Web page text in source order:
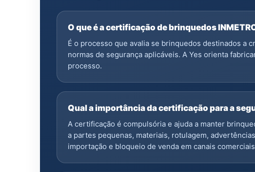
O que é a certificação de brinquedos
É o processo que avalia se brinquedos destinados a
normas de segurança aplicáveis. A Yes orienta
processo.
Qual a importância da certificação para a
A certificação é compulsória e ajuda a manter
a partes pequenas, materiais, rotulagem,
importação e bloqueio de venda em canais